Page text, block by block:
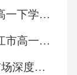
广东省肇庆市2025-2026学年高一下学期期末语文试卷（含答案）
2025-2026学年湖北省省直潜江市高一数学第一学期期中试卷（无答案）
2026生物技术转化制造行业市场深度研究及投资方向与发展战略报告